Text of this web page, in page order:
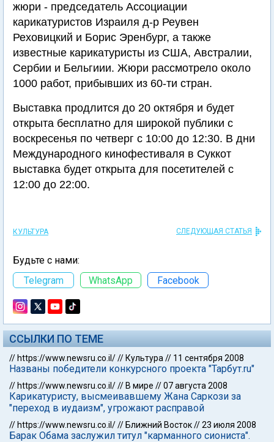
жюри - председатель Ассоциации
карикатуристов Израиля д-р Реувен
Реховицкий и Борис Эренбург, а также
известные карикатуристы из США, Австралии,
Сербии и Бельгиии. Жюри рассмотрело около
1000 работ, прибывших из 60-ти стран.
Выставка продлится до 20 октября и будет
открыта бесплатно для широкой публики с
воскресенья по четверг с 10:00 до 12:30. В дни
Международного кинофестиваля в Суккот
выставка будет открыта для посетителей с
12:00 до 22:00.
КУЛЬТУРА СЛЕДУЮЩАЯ СТАТЬЯ
Будьте с нами:
Telegram
WhatsApp Facebook
ССЫЛКИ ПО ТЕМЕ
// https://www.newsru.co.il/// Культура // 11 сентября 2008
Названы победители конкурсного проекта "Тарбут.ru"
// https://www.newsru.co.il/// В мире //07 августа 2008
Карикатуристу, высмеивавшему Жана Саркози за
"переход в иудаизм", угрожают расправой
// https://www.newsru.co.il/// Ближний Восток//23 июля 2008
Барак Обама заслужил титул "карманного сиониста".